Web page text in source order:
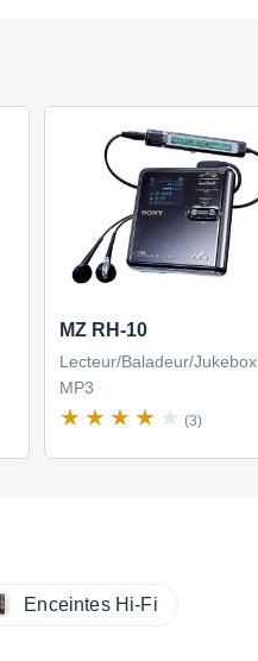
MZ RH-10
Lecteur/Baladeur/Jukebox
MP3
(3)
Enceintes Hi-Fi